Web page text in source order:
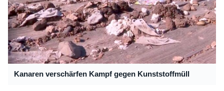
Kanaren verschärfen Kampf gegen Kunststoffmüll